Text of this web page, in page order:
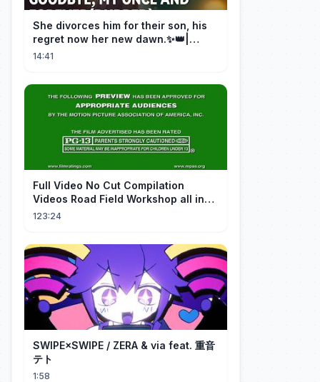
She divorces him for their son, his
regret now her new dawn.✨👑|
DramaBox
14:41
FuII Video No Cut Compilation
Videos Road Field Workshop all in
one Car Console Device &
123:24
SWIPE×SWIPE / ZERA & via feat. 重音
テト
1:58